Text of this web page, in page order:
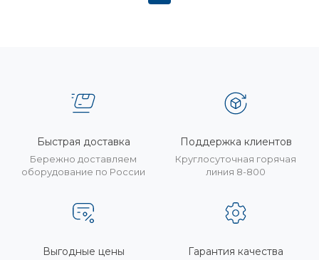
Быстрая доставка
Бережно доставляем
оборудование по России
Поддержка клиентов
Круглосуточная горячая
линия 8-800
Выгодные цены Гарантия качества